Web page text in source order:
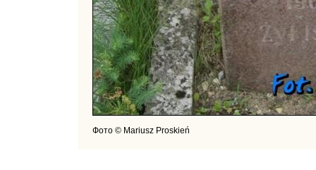
Фото © Mariusz Proskień